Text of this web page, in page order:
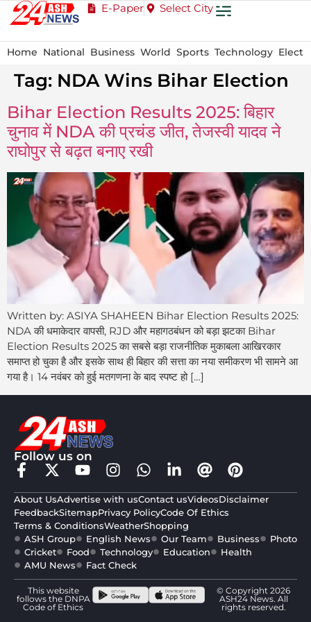
E-Paper Select City
Home National Business World Sports Technology
Tag: NDA Wins Bihar Election
Bihar Election Results 2025: बिहार
चुनाव में NDA की प्रचंड जीत, तेजस्वी यादव ने
राघोपुर से बढ़त बनाए रखी
Written by: ASIYA SHAHEEN Bihar Election Results 2025:
NDA की धमाकेदार वापसी, RJD और महागठबंधन को बड़ा झटका Bihar
Election Results 2025 का सबसे बड़ा राजनीतिक मुकाबला आखिरकार
समाप्त हो चुका है और इसके साथ ही बिहार की सत्ता का नया समीकरण भी सामने आ
गया है। 14 नवंबर को हुई मतगणना के बाद स्पष्ट हो […]
Follow us on
About UsAdvertise with usContact usVideosDisclaimer
FeedbackSitemapPrivacy PolicyCode Of Ethics
Terms & ConditionsWeatherShopping
ASH Group
English News Our Team Business
Photo
Cricket
Food Technology Education
Health
AMU News
Fact Check
This website
follows the DNPA
Code of Ethics
© Copyright 2026
ASH24 News. All
rights reserved.